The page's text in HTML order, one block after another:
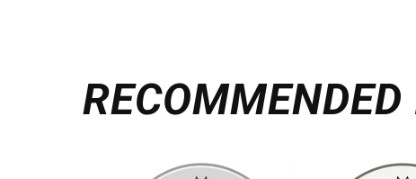
RECOMMENDED